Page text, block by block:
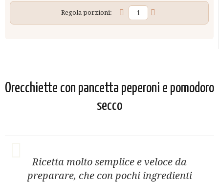
Regola porzioni:
Orecchiette con pancetta peperoni e pomodoro
secco
Ricetta molto semplice e veloce da
preparare, che con pochi ingredienti